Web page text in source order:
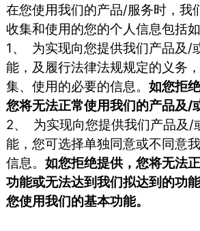
在您使用我们的产品/服务时，我
收集和使用的您的个人信息包括
1、 为实现向您提供我们产品及/
能，及履行法律法规规定的义务
集、使用的必要的信息。如您拒
您将无法正常使用我们的产品及/
2、 为实现向您提供我们产品及/
能，您可选择单独同意或不同意
信息。如您拒绝提供，您将无法
功能或无法达到我们拟达到的功
您使用我们的基本功能。